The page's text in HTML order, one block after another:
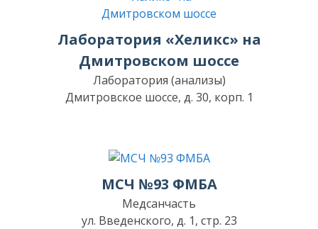
Лаборатория «Хеликс» на
Дмитровском шоссе
Лаборатория (анализы)
Дмитровское шоссе, д. 30, корп. 1
МСЧ №93 ФМБА
Медсанчасть
ул. Введенского, д. 1, стр. 23